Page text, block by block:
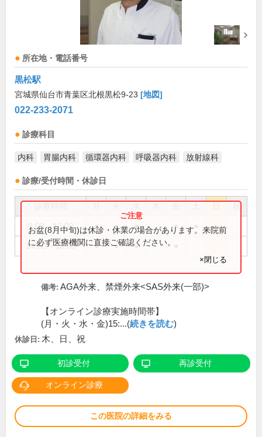
所在地・電話番号
黒松駅
宮城県仙台市青葉区北根黒松9-23 [地図]
022-233-2071
診療科目
内科 胃腸内科 循環器内科 呼吸器内科 放射線科
診療/受付時間・休診日
祝
9:00～12:00 ● ● ● ●
14:00～18:00 ● ● ●
お盆(8月中旬)は休診・休業の場合があります。来院前
に必ず医療機関に直接ご確認ください。
×閉じる
備考: AGA外来、禁煙外来<SAS外来(一部)>
【オンライン診療実施時間帯】
(月・火・水・金)15:...(続きを読む)
休診日: 木、日、祝
初診受付 再診受付
オンライン診療
この医院の詳細をみる